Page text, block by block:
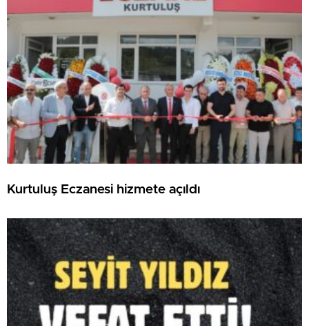
Kurtuluş Eczanesi hizmete açıldı